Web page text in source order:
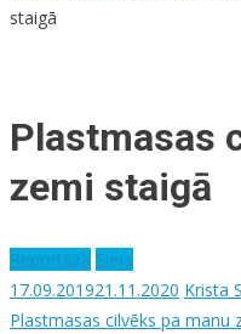
staigā
Plastmasas
zemi staigā
Reportāža Sleja
17.09.201921.11.2020 Krista
Plastmasas cilvēks pa manu